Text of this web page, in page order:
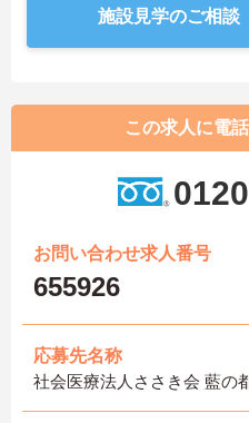
施設見学のご相談
この求人に電
お問い合わせ求人番号
655926
応募先名称
社会医療法人ささき会 藍の